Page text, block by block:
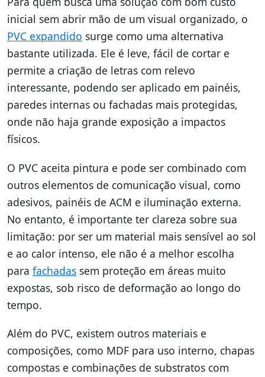
inicial sem abrir mão de um visual organizado, o
PVC expandido surge como uma alternativa
bastante utilizada. Ele é leve, fácil de cortar e
permite a criação de letras com relevo
interessante, podendo ser aplicado em painéis,
paredes internas ou fachadas mais protegidas,
onde não haja grande exposição a impactos
físicos.
O PVC aceita pintura e pode ser combinado com
outros elementos de comunicação visual, como
adesivos, painéis de ACM e iluminação externa.
No entanto, é importante ter clareza sobre sua
limitação: por ser um material mais sensível ao sol
e ao calor intenso, ele não é a melhor escolha
para fachadas sem proteção em áreas muito
expostas, sob risco de deformação ao longo do
tempo.
Além do PVC, existem outros materiais e
composições, como MDF para uso interno, chapas
compostas e combinações de substratos com